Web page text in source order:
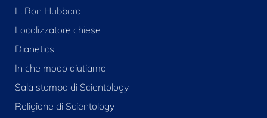
L. Ron Hubbard
Localizzatore chiese
Dianetics
In che modo aiutiamo
Sala stampa di Scientology
Religione di Scientology